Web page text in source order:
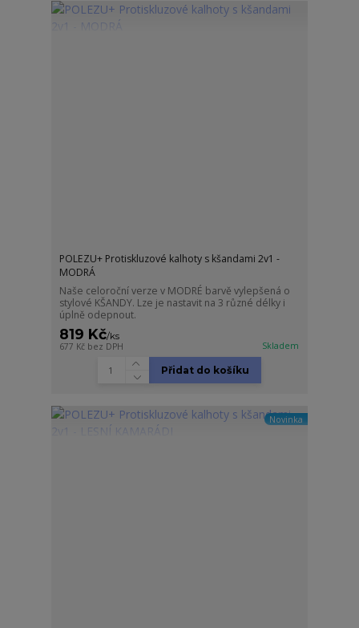
POLEZU+ Protiskluzové kalhoty s kšandami 2v1 -
MODRÁ
Naše celoroční verze v MODRÉ barvě vylepšená o
stylové KŠANDY. Lze je nastavit na 3 různé délky i
úplně odepnout.
819 Kč/ks
677 Kč bez DPH Skladem
Přidat do košíku
Novinka